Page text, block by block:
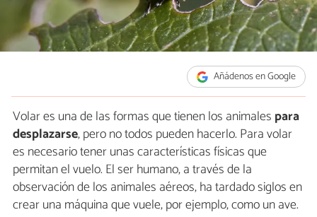
Añádenos en Google
Volar es una de las formas que tienen los animales para
desplazarse, pero no todos pueden hacerlo. Para volar
es necesario tener unas características físicas que
permitan el vuelo. El ser humano, a través de la
observación de los animales aéreos, ha tardado siglos en
crear una máquina que vuele, por ejemplo, como un ave.